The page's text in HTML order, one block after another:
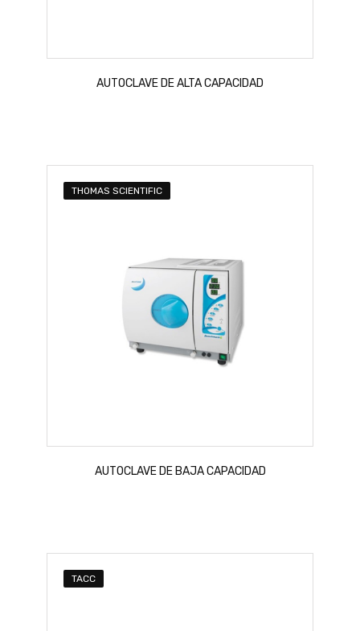
AUTOCLAVE DE ALTA CAPACIDAD
THOMAS SCIENTIFIC
AUTOCLAVE DE BAJA CAPACIDAD
TACC